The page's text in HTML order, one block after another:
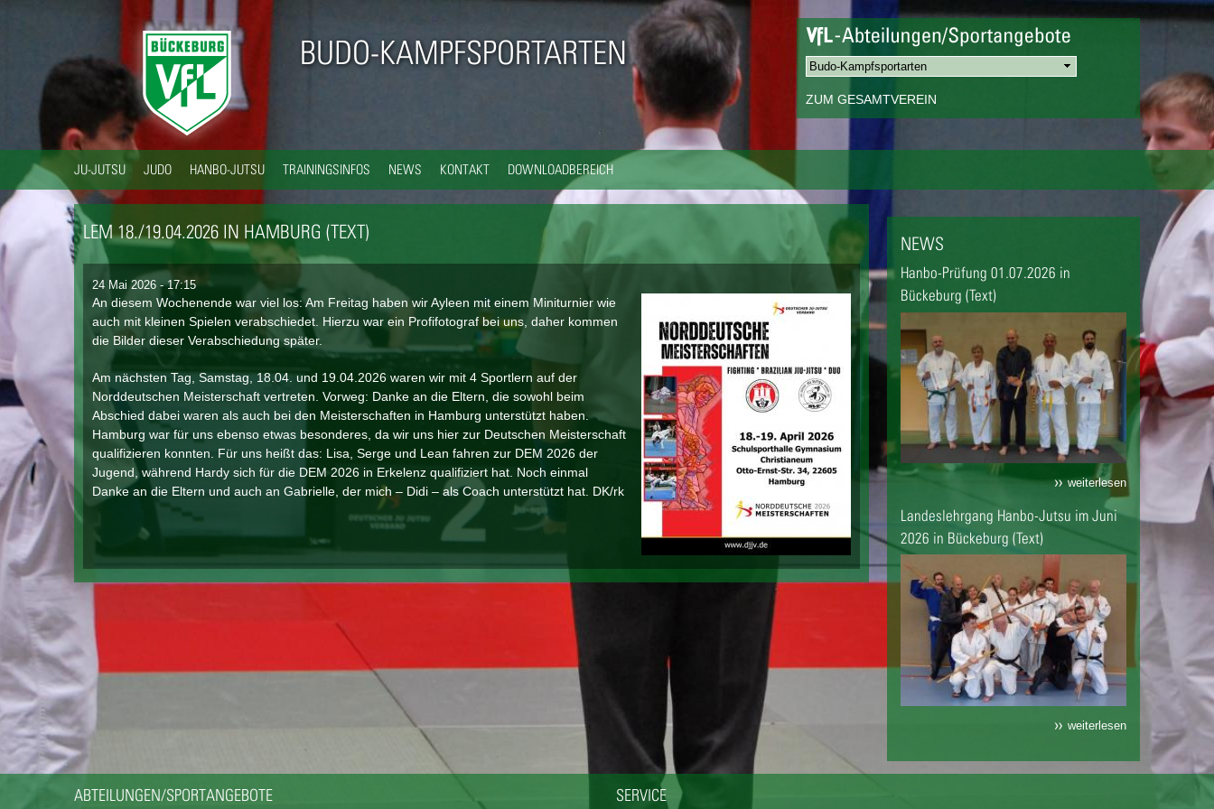
Inhalt
BUDO-KAMPFSPORTARTEN
ZUM GESAMTVEREIN
JU-JUTSU JUDO HANBO-JUTSU TRAININGSINFOS NEWS KONTAKT DOWNLOADBEREICH
LEM 18./19.04.2026 IN HAMBURG (TEXT)
24 Mai 2026 - 17:15
An diesem Wochenende war viel los: Am Freitag haben wir Ayleen mit einem Miniturnier wie
auch mit kleinen Spielen verabschiedet. Hierzu war ein Profifotograf bei uns, daher kommen
die Bilder dieser Verabschiedung später.
Am nächsten Tag, Samstag, 18.04. und 19.04.2026 waren wir mit 4 Sportlern auf der
Norddeutschen Meisterschaft vertreten. Vorweg: Danke an die Eltern, die sowohl beim
Abschied dabei waren als auch bei den Meisterschaften in Hamburg unterstützt haben.
Hamburg war für uns ebenso etwas besonderes, da wir uns hier zur Deutschen Meisterschaft
qualifizieren konnten. Für uns heißt das: Lisa, Serge und Lean fahren zur DEM 2026 der
Jugend, während Hardy sich für die DEM 2026 in Erkelenz qualifiziert hat. Noch einmal
Danke an die Eltern und auch an Gabrielle, der mich – Didi – als Coach unterstützt hat. DK/rk
NEWS
Hanbo-Prüfung 01.07.2026 in
Bückeburg (Text)
weiterlesen
Landeslehrgang Hanbo-Jutsu im Juni
2026 in Bückeburg (Text)
weiterlesen
ABTEILUNGEN/SPORTANGEBOTE SERVICE